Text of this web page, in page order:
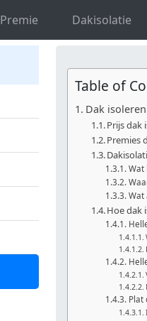
Premie Dakisolatie
Dak isoleren Vlaams-Brabant
Table of
Dak
Prijs dak
Premies
Wat
Wat
Hoe dak
Plat